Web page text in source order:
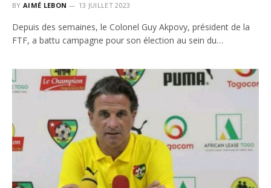
BY AIMÉ LEBON 13 JUILLET 2023
Depuis des semaines, le Colonel Guy Akpovy, président de la
FTF, a battu campagne pour son élection au sein du…